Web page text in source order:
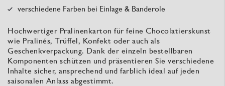
verschiedene Farben bei Einlage & Banderole
Hochwertiger Pralinenkarton für feine Chocolatierskunst
wie Pralinés, Trüffel, Konfekt oder auch als
Geschenkverpackung. Dank der einzeln bestellbaren
Komponenten schützen und präsentieren Sie verschiedene
Inhalte sicher, ansprechend und farblich ideal auf jeden
saisonalen Anlass abgestimmt.